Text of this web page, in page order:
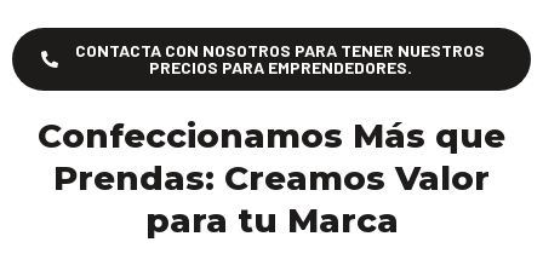
CONTACTA CON NOSOTROS PARA TENER NUESTROS
PRECIOS PARA EMPRENDEDORES.
Confeccionamos Más que
Prendas: Creamos Valor
para tu Marca